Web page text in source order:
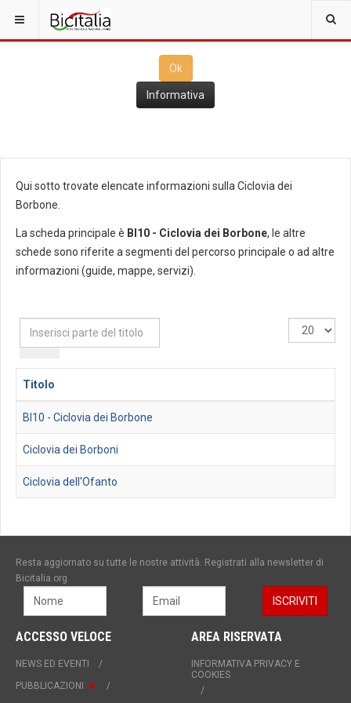
Questo sito utilizza i
Ok
Ok
Informativa
Qui sotto trovate elencate informazioni sulla Ciclovia dei
Borbone.
La scheda principale è BI10 - Ciclovia dei Borbone, le altre
schede sono riferite a segmenti del percorso principale o ad altre
informazioni (guide, mappe, servizi).
Inserisci
parte
titolo
Visualizza
n.
Titolo
BI10 - Ciclovia dei Borbone
Ciclovia dei Borboni
Ciclovia dell'Ofanto
Resta aggiornato su tutte le nostre attività. Registrati alla newsletter di
Bicitalia.org
ACCESSO VELOCE
NEWS ED EVENTI
PUBBLICAZIONI
AREA RISERVATA
INFORMATIVA PRIVACY E
COOKIES